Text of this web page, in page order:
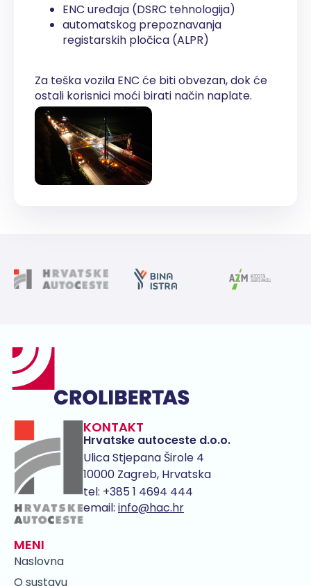
ENC uređaja (DSRC tehnologija)
automatskog prepoznavanja
registarskih pločica (ALPR)
Za teška vozila ENC će biti obvezan, dok će
ostali korisnici moći birati način naplate.
KONTAKT
Hrvatske autoceste d.o.o.
Ulica Stjepana Širole 4
10000 Zagreb, Hrvatska
tel: +385 1 4694 444
email: info@hac.hr
MENI
Naslovna
O sustavu